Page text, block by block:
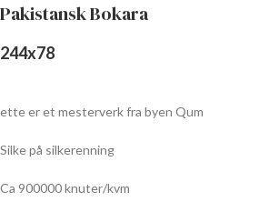
Pakistansk Bokara
244x78
ette er et mesterverk fra byen Qum
Silke på silkerenning
Ca 900000 knuter/kvm